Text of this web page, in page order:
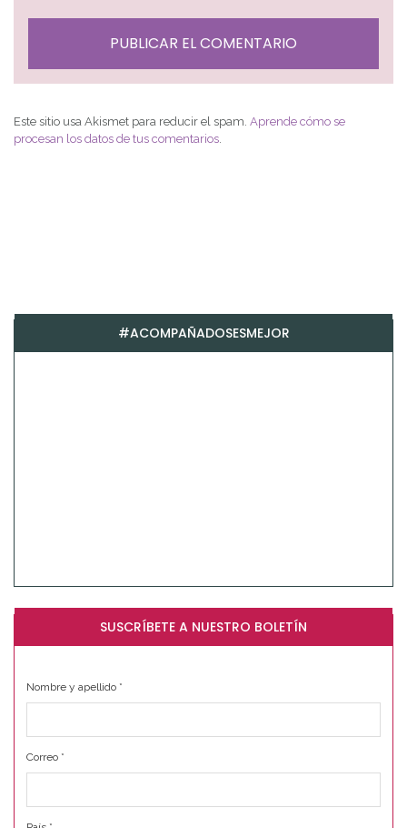
Este sitio usa Akismet para reducir el spam. Aprende cómo se
procesan los datos de tus comentarios.
#ACOMPAÑADOSESMEJOR
SUSCRÍBETE A NUESTRO BOLETÍN
Nombre y apellido *
Correo *